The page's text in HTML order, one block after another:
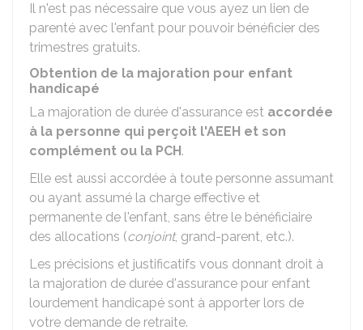
Il n'est pas nécessaire que vous ayez un lien de
parenté avec l'enfant pour pouvoir bénéficier des
trimestres gratuits.
Obtention de la majoration pour enfant
handicapé
La majoration de durée d'assurance est accordée
à la personne qui perçoit l'AEEH et son
complément ou la PCH.
Elle est aussi accordée à toute personne assumant
ou ayant assumé la charge effective et
permanente de l'enfant, sans être le bénéficiaire
des allocations (conjoint, grand-parent, etc.).
Les précisions et justificatifs vous donnant droit à
la majoration de durée d'assurance pour enfant
lourdement handicapé sont à apporter lors de
votre demande de retraite.